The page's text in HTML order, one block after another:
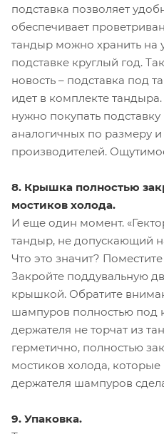
подставка позволяет
обеспечивает
тандыр можно хранить на
подставке круглый год.
новость – подставка под
идет в комплекте
нужно покупать подставку
аналогичных по размеру
производителей.
8. Крышка полностью
мостиков холода.
И еще один момент.
тандыр, не допускающий
Что это значит?
Закройте поддувальную
крышкой. Обратите
шампуров полностью под
держателя не торчат из
герметично, полностью
мостиков холода, которые
держателя шампуров
9. Упаковка.